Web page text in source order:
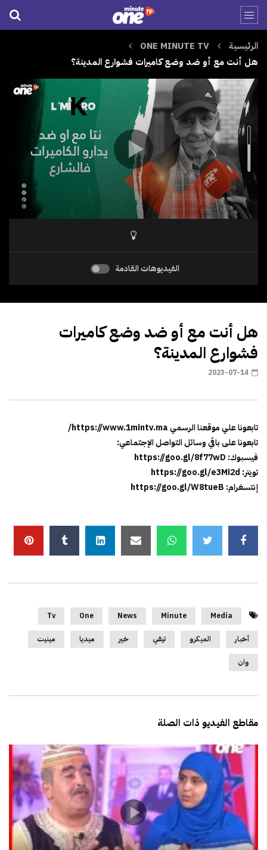
الرئيسية
ONE MINUTE TV
هل أنت مع أو ضد وضع كاميرات فشوارع المدينة؟
الفيديوهات القادمة
هل أنت مع أو ضد وضع كاميرات
فشوارع المدينة؟
2023-07-14
تابعونا علي موقعنا الرسمي https://www.1mintv.ma/
تابعونا على باقي وسائل التواصل الإجتماعي:
فيسبوك: https://goo.gl/8f77wD
تويتر: https://goo.gl/e3Mi2d
إنتسغرام: https://goo.gl/W8tueB
Media
Minute
News
One
Tv
أخبار الميكرو تيفي خير ميديا مينيت
وان
مقاطع الفيديو ذات الصلة